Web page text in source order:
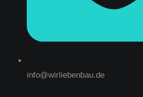
info@wirliebenbau.de